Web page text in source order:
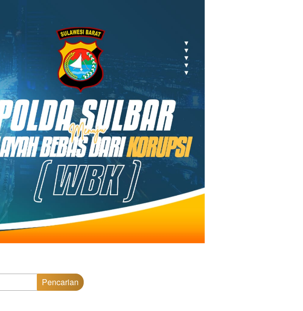
Pencarian